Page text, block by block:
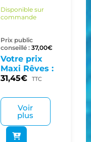
Disponible sur
commande
Prix public
conseillé : 37,00€
Votre prix
Maxi Rêves :
31,45€ TTC
Voir
plus